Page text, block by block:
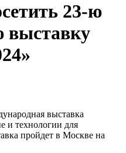
23-ю
выставку
выставка
и технологии для
пройдет в Москве на